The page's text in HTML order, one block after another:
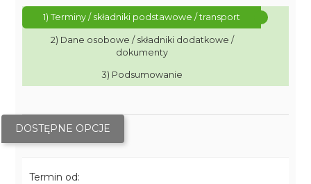
1) Terminy / składniki podstawowe / transport
2) Dane osobowe / składniki dodatkowe /
dokumenty
3) Podsumowanie
DOSTĘPNE OPCJE
Termin od: